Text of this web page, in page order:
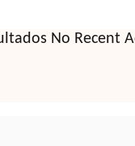
No Recent